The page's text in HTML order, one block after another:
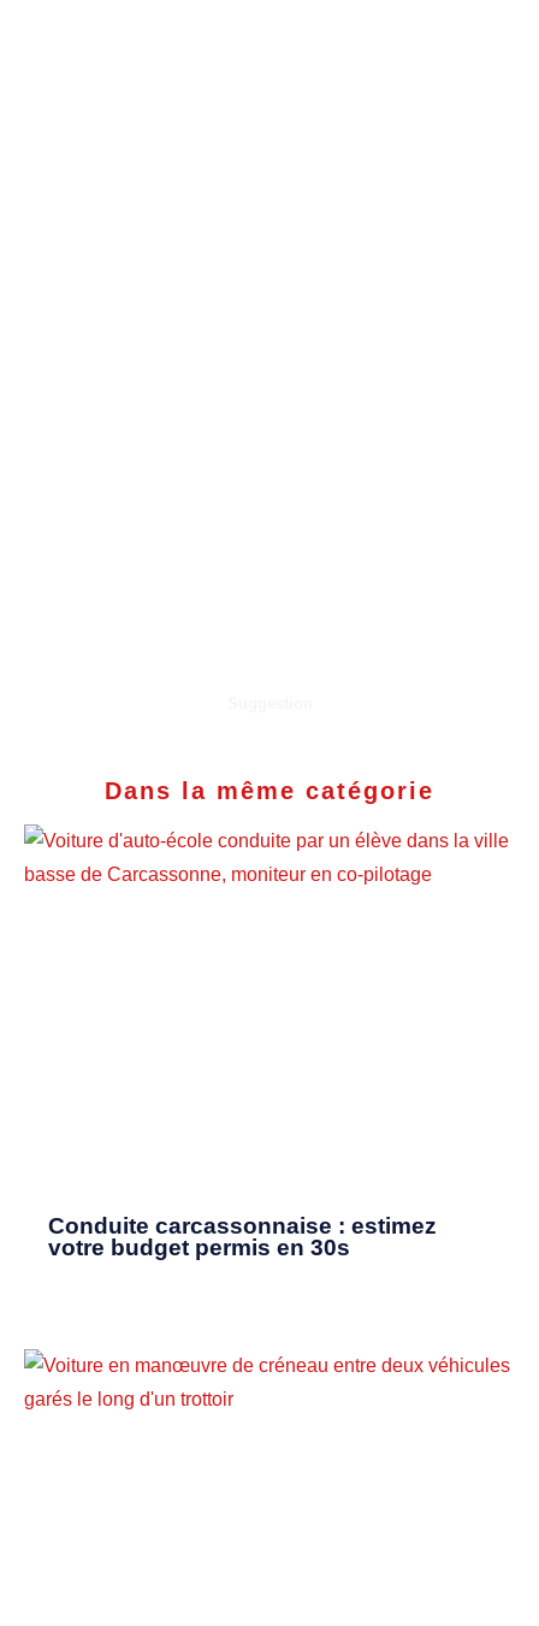
Dans la même catégorie
Conduite carcassonnaise : estimez
votre budget permis en 30s